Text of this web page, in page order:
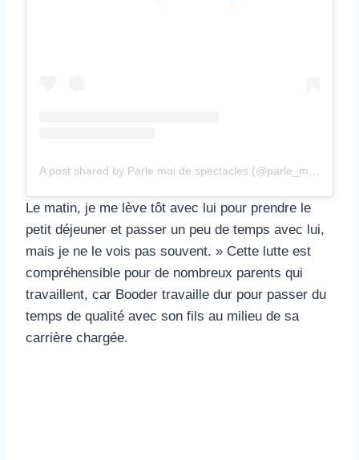
Le matin, je me lève tôt avec lui pour prendre le
petit déjeuner et passer un peu de temps avec lui,
mais je ne le vois pas souvent. » Cette lutte est
compréhensible pour de nombreux parents qui
travaillent, car Booder travaille dur pour passer du
temps de qualité avec son fils au milieu de sa
carrière chargée.